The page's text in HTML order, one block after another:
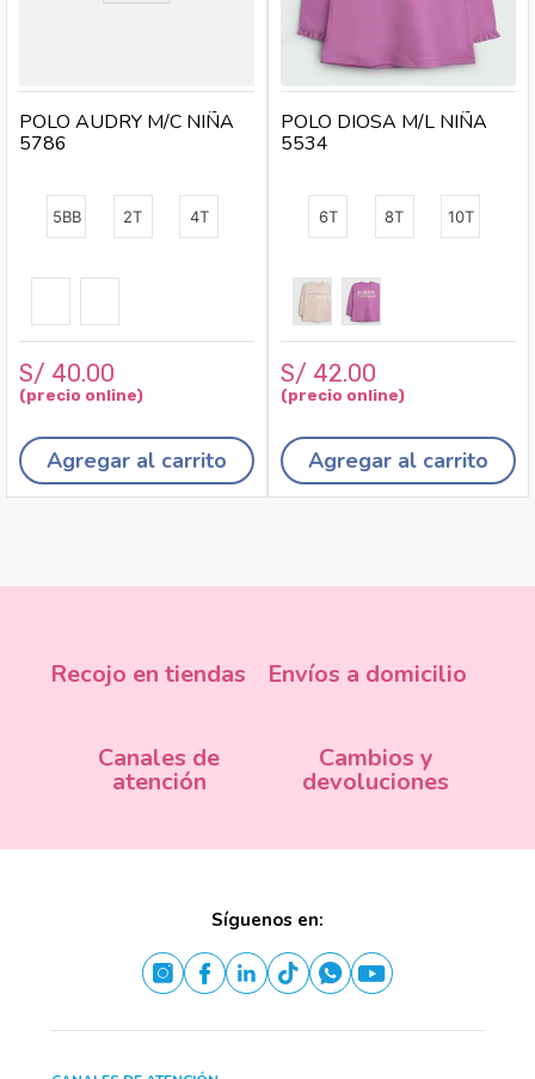
5BB 2T 4T
POLO AUDRY M/C NIÑA
5786
S/ 40.00
Agregar al carrito
6T 8T 10T
POLO DIOSA M/L NIÑA
5534
S/ 42.00
Agregar al carrito
Recojo en tiendas Envíos a domicilio
Canales de
atención
Cambios y
devoluciones
Síguenos en: